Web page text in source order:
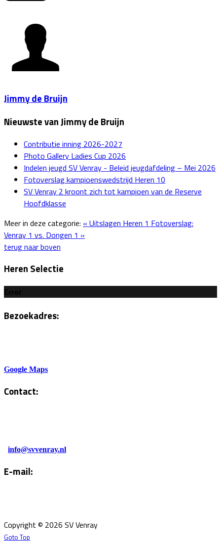
Jimmy de Bruijn
Nieuwste van Jimmy de Bruijn
Contributie inning 2026-2027
Photo Gallery Ladies Cup 2026
Indelen jeugd SV Venray - Beleid jeugdafdeling – Mei 2026
Fotoverslag kampioenswedstrijd Heren 10
SV Venray 2 kroont zich tot kampioen van de Reserve
Hoofdklasse
Meer in deze categorie: « Uitslagen Heren 1 Fotoverslag:
Venray 1 vs. Dongen 1 »
terug naar boven
Heren Selectie
Error
Bezoekadres:
Google Maps
Contact:
info@svvenray.nl
E-mail:
Copyright © 2026 SV Venray
Goto Top